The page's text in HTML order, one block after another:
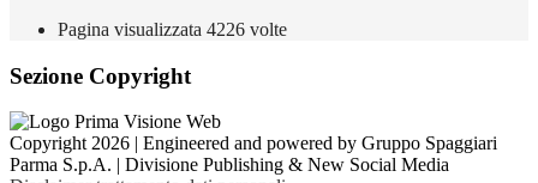
Pagina visualizzata 4226 volte
Sezione Copyright
Copyright 2026 | Engineered and powered by Gruppo Spaggiari
Parma S.p.A. | Divisione Publishing & New Social Media